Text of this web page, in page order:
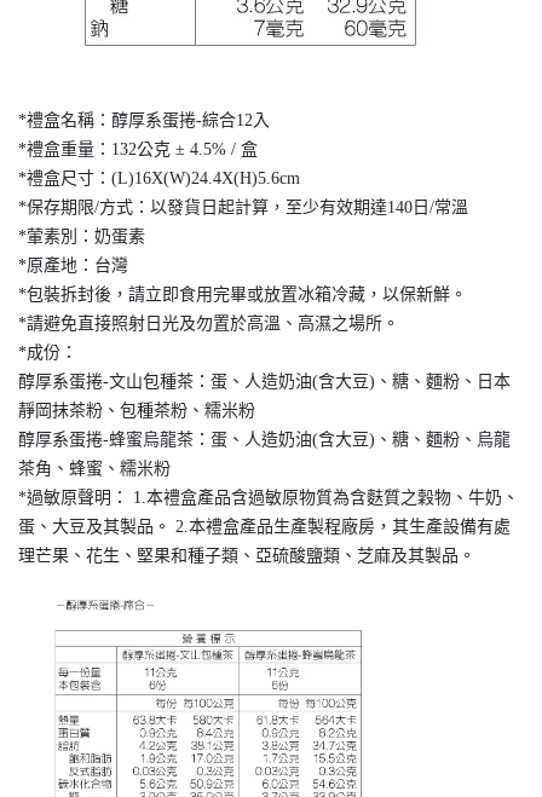
*禮盒名稱：醇厚系蛋捲-綜合12入
*禮盒重量：132公克 ± 4.5% / 盒
*禮盒尺寸：(L)16X(W)24.4X(H)5.6cm
*保存期限/方式：以發貨日起計算，至少有效期達140日/常溫
*葷素別：奶蛋素
*原產地：台灣
*包裝拆封後，請立即食用完畢或放置冰箱冷藏，以保新鮮。
*請避免直接照射日光及勿置於高溫、高濕之場所。
*成份：
醇厚系蛋捲-文山包種茶：蛋、人造奶油(含大豆)、糖、麵粉、日本
靜岡抹茶粉、包種茶粉、糯米粉
醇厚系蛋捲-蜂蜜烏龍茶：蛋、人造奶油(含大豆)、糖、麵粉、烏龍
茶角、蜂蜜、糯米粉
*過敏原聲明： 1.本禮盒產品含過敏原物質為含麩質之穀物、牛奶、
蛋、大豆及其製品。 2.本禮盒產品生產製程廠房，其生產設備有處
理芒果、花生、堅果和種子類、亞硫酸鹽類、芝麻及其製品。